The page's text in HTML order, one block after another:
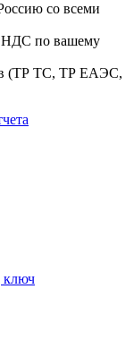
со всеми
НДС по вашему
(ТР ТС, ТР ЕАЭС,
ключ